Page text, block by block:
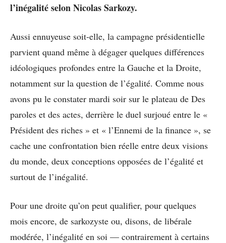
l’inégalité selon Nicolas Sarkozy.
Aussi ennuyeuse soit-elle, la campagne présidentielle
parvient quand même à dégager quelques différences
idéologiques profondes entre la Gauche et la Droite,
notamment sur la question de l’égalité. Comme nous
avons pu le constater mardi soir sur le plateau de Des
paroles et des actes, derrière le duel surjoué entre le «
Président des riches » et « l’Ennemi de la finance », se
cache une confrontation bien réelle entre deux visions
du monde, deux conceptions opposées de l’égalité et
surtout de l’inégalité.
Pour une droite qu’on peut qualifier, pour quelques
mois encore, de sarkozyste ou, disons, de libérale
modérée, l’inégalité en soi — contrairement à certains